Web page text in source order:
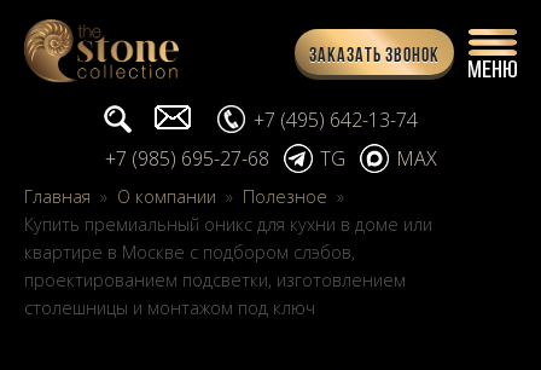
Заказать звонок
Поиск... info@stone-collection.ru
+7 (495) 642-13-74
+7 (985) 695-27-68
TG MAX
Главная » О компании » Полезное »
Купить премиальный оникс для кухни в доме или
квартире в Москве с подбором слэбов,
проектированием подсветки, изготовлением
столешницы и монтажом под ключ